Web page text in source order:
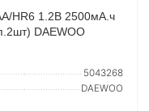
HR6 1.2В 2500мА.ч
DAEWOO
5043268
DAEWOO